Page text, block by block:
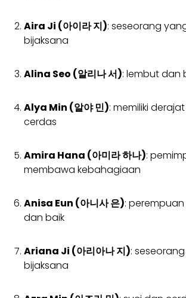
Aira Ji (아이라 지): seseorang
bijaksana
Alina Seo (알리나 서): lembut dan
Alya Min (알야 민): memiliki
cerdas
Amira Hana (아미라 하나):
membawa kebahagiaan
Anisa Eun (아니사 은):
dan baik
Ariana Ji (아리아나 지):
bijaksana